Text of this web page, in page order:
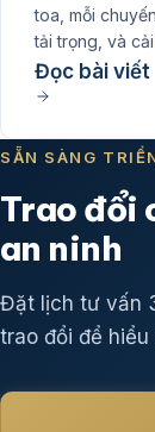
toa, mỗi
tải trọng, và
Đọc bài viết
SẴN SÀNG
Trao đổi
an ninh
Đặt lịch tư vấn
trao đổi để